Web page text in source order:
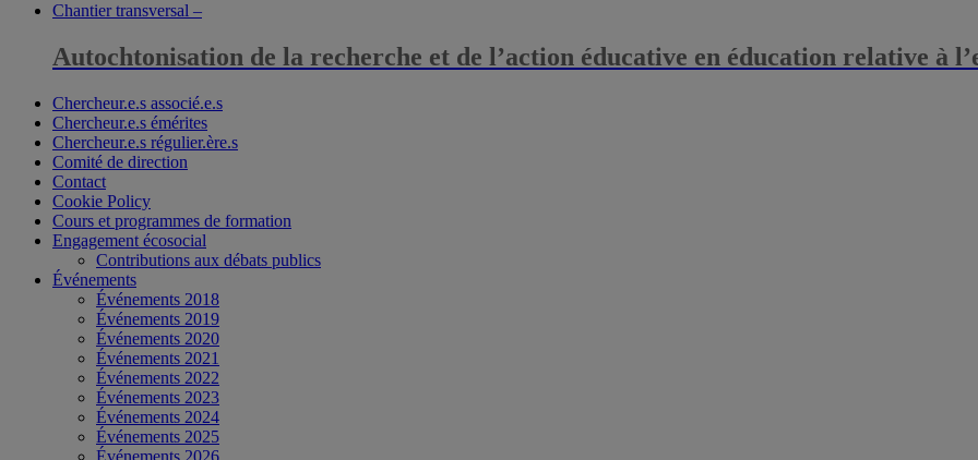
Chantier transversal –
Autochtonisation de la recherche et de l’action éducative en éducation relative à
Chercheur.e.s associé.e.s
Chercheur.e.s émérites
Chercheur.e.s régulier.ère.s
Comité de direction
Contact
Cookie Policy
Cours et programmes de formation
Engagement écosocial
Contributions aux débats publics
Événements
Événements 2018
Événements 2019
Événements 2020
Événements 2021
Événements 2022
Événements 2023
Événements 2024
Événements 2025